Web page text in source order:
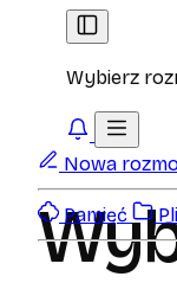
Wybierz
Nowa
Pamięć